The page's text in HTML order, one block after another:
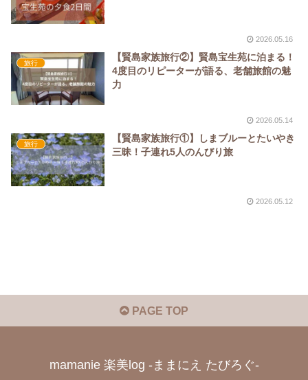
2026.05.16
旅行
【賢島家族旅行②】賢島宝生苑に泊まる！
4度目のリピーターが語る、老舗旅館の魅
力
2026.05.14
旅行
【賢島家族旅行①】しまブルーとたいやき
三昧！子連れ5人のんびり旅
2026.05.12
PAGE TOP
mamanie 楽美log -ままにえ たびろぐ-